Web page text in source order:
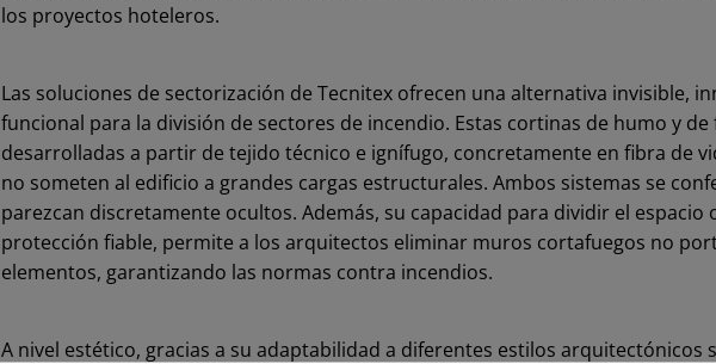
los proyectos hoteleros.
Las soluciones de sectorización de Tecnitex ofrecen una alternativa invisible,
funcional para la división de sectores de incendio. Estas cortinas de humo y de
desarrolladas a partir de tejido técnico e ignífugo, concretamente en fibra de
no someten al edificio a grandes cargas estructurales. Ambos sistemas se
parezcan discretamente ocultos. Además, su capacidad para dividir el espacio
protección fiable, permite a los arquitectos eliminar muros cortafuegos no
elementos, garantizando las normas contra incendios.
A nivel estético, gracias a su adaptabilidad a diferentes estilos arquitectónicos